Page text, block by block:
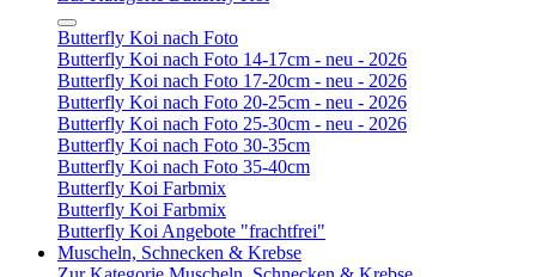
Butterfly Koi nach Foto
Butterfly Koi nach Foto 14-17cm - neu - 2026
Butterfly Koi nach Foto 17-20cm - neu - 2026
Butterfly Koi nach Foto 20-25cm - neu - 2026
Butterfly Koi nach Foto 25-30cm - neu - 2026
Butterfly Koi nach Foto 30-35cm
Butterfly Koi nach Foto 35-40cm
Butterfly Koi Farbmix
Butterfly Koi Farbmix
Butterfly Koi Angebote "frachtfrei"
Muscheln, Schnecken & Krebse